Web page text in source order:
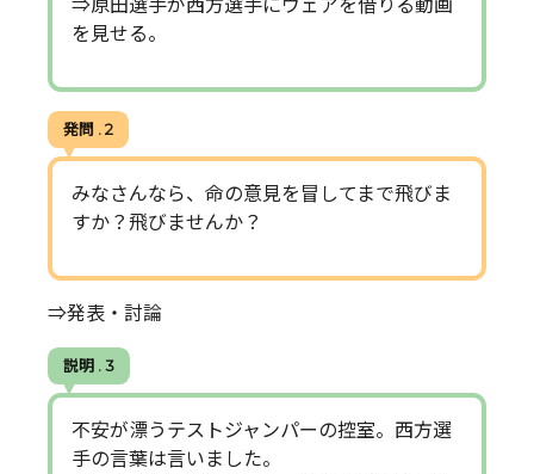
⇒原田選手が西方選手にウェアを借りる動画
を見せる。
発問 . 2
みなさんなら、命の意見を冒してまで飛びま
すか？飛びませんか？
⇒発表・討論
説明 . 3
不安が漂うテストジャンパーの控室。西方選
手の言葉は言いました。